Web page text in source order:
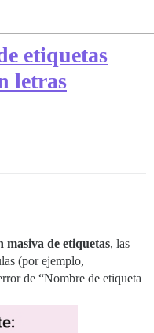
etiquetas
letras
masiva de etiquetas, las
(por ejemplo,
de “Nombre de etiqueta